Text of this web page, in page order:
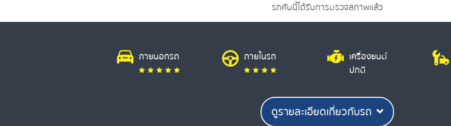
รถคันนี้ได้รับการตรวจสภาพแล้ว
ภายนอกรถ ภายในรถ
เครื่องยนต์
ปกติ
ดูรายละเอียดเกี่ยวกับรถ